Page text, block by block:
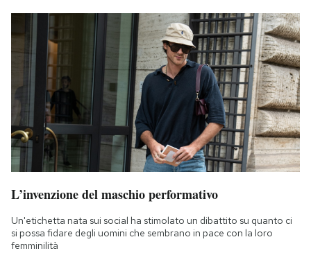
L’invenzione del maschio performativo
Un'etichetta nata sui social ha stimolato un dibattito su quanto ci
si possa fidare degli uomini che sembrano in pace con la loro
femminilità